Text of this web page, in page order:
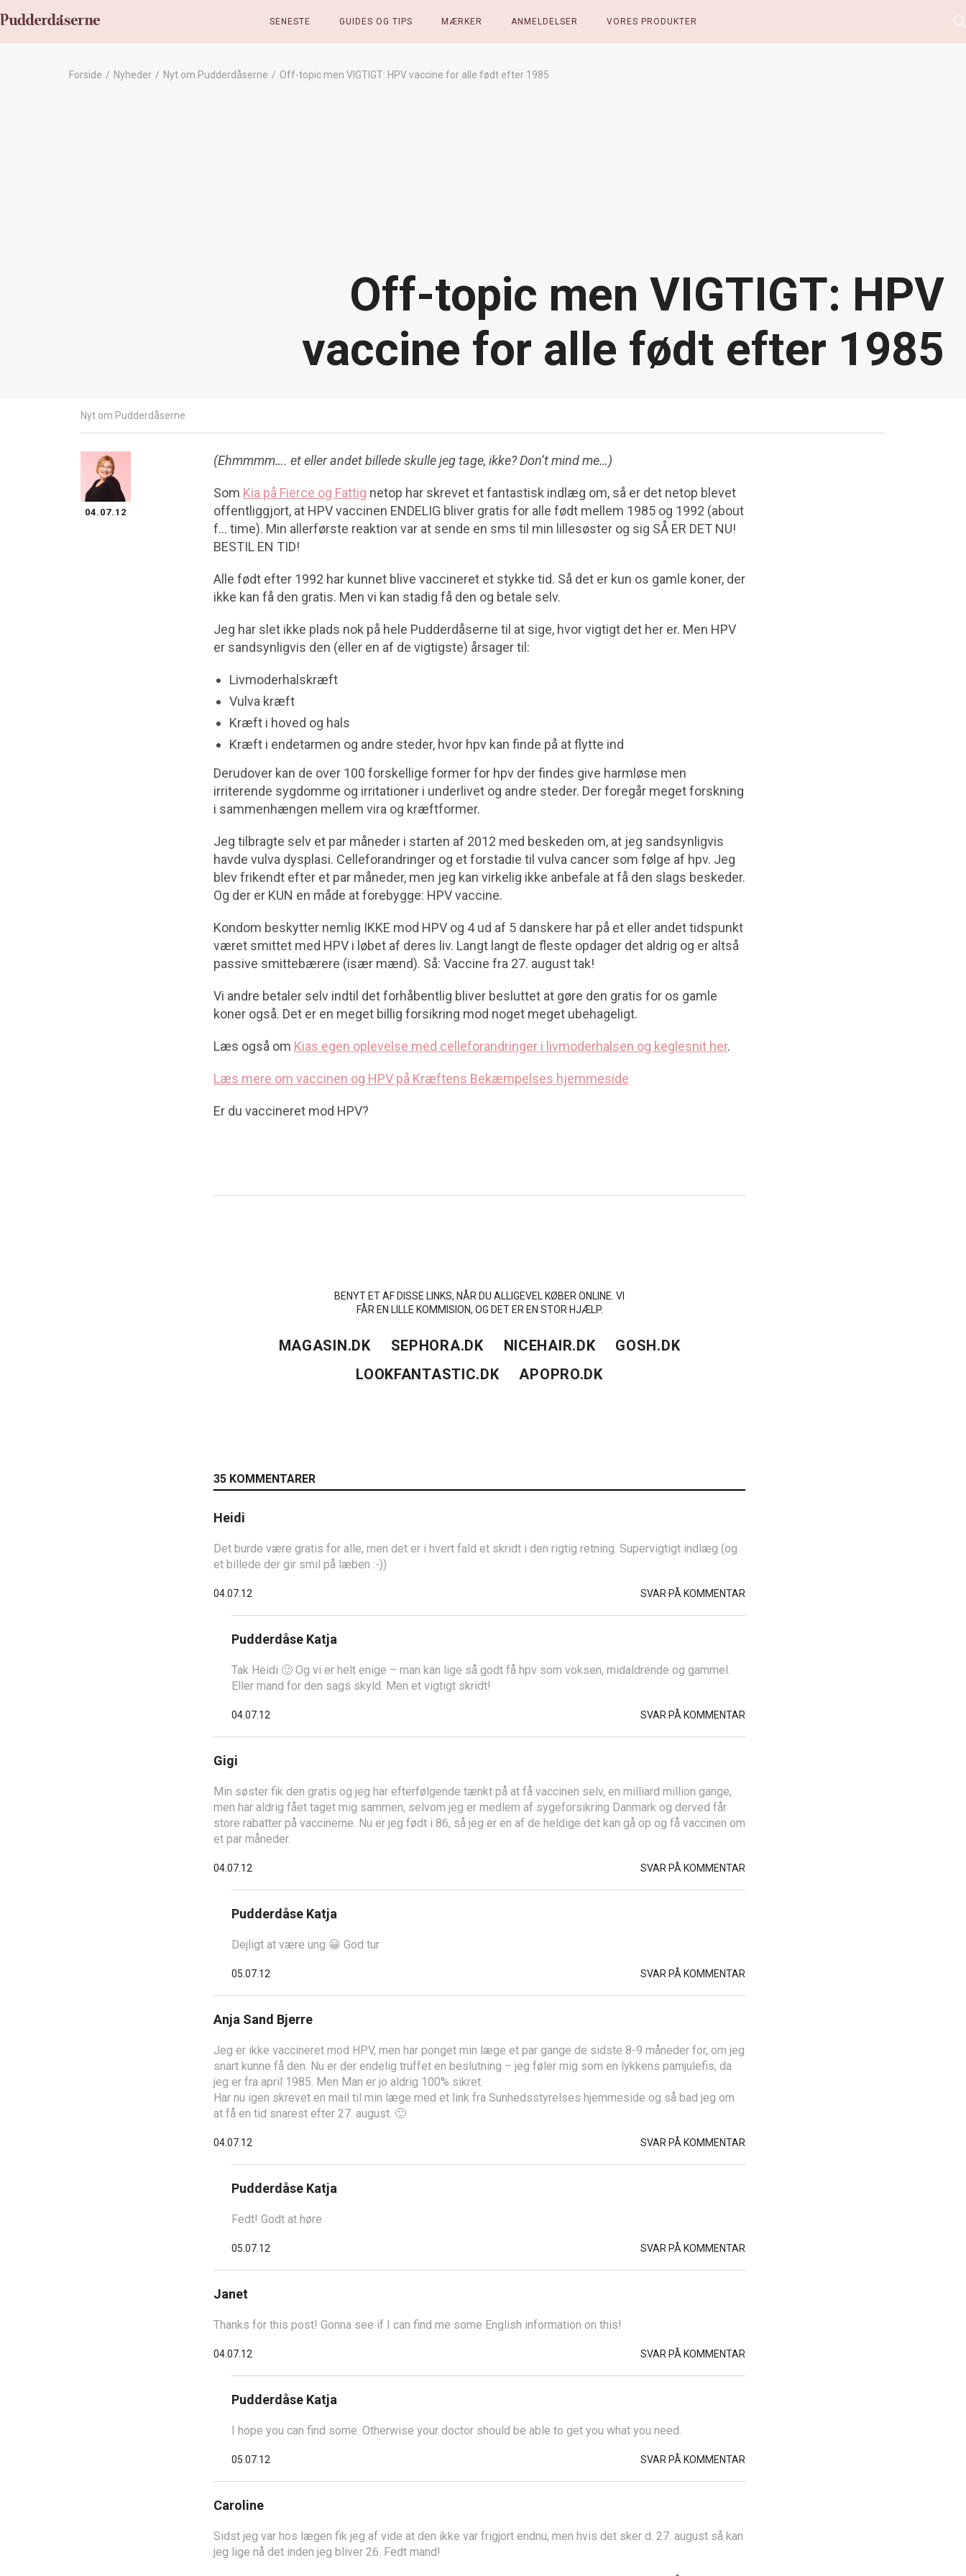
SENESTE GUIDES OG TIPS MÆRKER ANMELDELSER VORES PRODUKTER
Forside / Nyheder / Nyt om Pudderdåserne / Off-topic men VIGTIGT: HPV vaccine for alle født efter 1985
Off-topic men VIGTIGT: HPV
vaccine for alle født efter 1985
Nyt om Pudderdåserne
04.07.12
(Ehmmmm…. et eller andet billede skulle jeg tage, ikke? Don’t mind me…)
Som Kia på Fierce og Fattig netop har skrevet et fantastisk indlæg om, så er det netop blevet
offentliggjort, at HPV vaccinen ENDELIG bliver gratis for alle født mellem 1985 og 1992 (about
f… time). Min allerførste reaktion var at sende en sms til min lillesøster og sig SÅ ER DET NU!
BESTIL EN TID!
Alle født efter 1992 har kunnet blive vaccineret et stykke tid. Så det er kun os gamle koner, der
ikke kan få den gratis. Men vi kan stadig få den og betale selv.
Jeg har slet ikke plads nok på hele Pudderdåserne til at sige, hvor vigtigt det her er. Men HPV
er sandsynligvis den (eller en af de vigtigste) årsager til:
Livmoderhalskræft
Vulva kræft
Kræft i hoved og hals
Kræft i endetarmen og andre steder, hvor hpv kan finde på at flytte ind
Derudover kan de over 100 forskellige former for hpv der findes give harmløse men
irriterende sygdomme og irritationer i underlivet og andre steder. Der foregår meget forskning
i sammenhængen mellem vira og kræftformer.
Jeg tilbragte selv et par måneder i starten af 2012 med beskeden om, at jeg sandsynligvis
havde vulva dysplasi. Celleforandringer og et forstadie til vulva cancer som følge af hpv. Jeg
blev frikendt efter et par måneder, men jeg kan virkelig ikke anbefale at få den slags beskeder.
Og der er KUN en måde at forebygge: HPV vaccine.
Kondom beskytter nemlig IKKE mod HPV og 4 ud af 5 danskere har på et eller andet tidspunkt
været smittet med HPV i løbet af deres liv. Langt langt de fleste opdager det aldrig og er altså
passive smittebærere (især mænd). Så: Vaccine fra 27. august tak!
Vi andre betaler selv indtil det forhåbentlig bliver besluttet at gøre den gratis for os gamle
koner også. Det er en meget billig forsikring mod noget meget ubehageligt.
Læs også om Kias egen oplevelse med celleforandringer i livmoderhalsen og keglesnit her.
Læs mere om vaccinen og HPV på Kræftens Bekæmpelses hjemmeside
Er du vaccineret mod HPV?
BENYT ET AF DISSE LINKS, NÅR DU ALLIGEVEL KØBER ONLINE. VI
FÅR EN LILLE KOMMISION, OG DET ER EN STOR HJÆLP.
MAGASIN.DK SEPHORA.DK NICEHAIR.DK
GOSH.DK
LOOKFANTASTIC.DK
APOPRO.DK
35 KOMMENTARER
Heidi
Det burde være gratis for alle, men det er i hvert fald et skridt i den rigtig retning. Supervigtigt indlæg (og
et billede der gir smil på læben :-))
04.07.12 SVAR PÅ KOMMENTAR
Pudderdåse Katja
Tak Heidi 🙂 Og vi er helt enige – man kan lige så godt få hpv som voksen, midaldrende og gammel.
Eller mand for den sags skyld. Men et vigtigt skridt!
04.07.12 SVAR PÅ KOMMENTAR
Gigi
Min søster fik den gratis og jeg har efterfølgende tænkt på at få vaccinen selv, en milliard million gange,
men har aldrig fået taget mig sammen, selvom jeg er medlem af sygeforsikring Danmark og derved får
store rabatter på vaccinerne. Nu er jeg født i 86, så jeg er en af de heldige det kan gå op og få vaccinen om
et par måneder.
04.07.12 SVAR PÅ KOMMENTAR
Pudderdåse Katja
Dejligt at være ung 😀 God tur
05.07.12 SVAR PÅ KOMMENTAR
Anja Sand Bjerre
Jeg er ikke vaccineret mod HPV, men har ponget min læge et par gange de sidste 8-9 måneder for, om jeg
snart kunne få den. Nu er der endelig truffet en beslutning – jeg føler mig som en lykkens pamjulefis, da
jeg er fra april 1985. Men Man er jo aldrig 100% sikret.
Har nu igen skrevet en mail til min læge med et link fra Sunhedsstyrelses hjemmeside og så bad jeg om
at få en tid snarest efter 27. august. 🙂
04.07.12 SVAR PÅ KOMMENTAR
Pudderdåse Katja
Fedt! Godt at høre
05.07.12 SVAR PÅ KOMMENTAR
Janet
Thanks for this post! Gonna see if I can find me some English information on this!
04.07.12 SVAR PÅ KOMMENTAR
Pudderdåse Katja
I hope you can find some. Otherwise your doctor should be able to get you what you need.
05.07.12 SVAR PÅ KOMMENTAR
Caroline
Sidst jeg var hos lægen fik jeg af vide at den ikke var frigjort endnu, men hvis det sker d. 27. august så kan
jeg lige nå det inden jeg bliver 26. Fedt mand!